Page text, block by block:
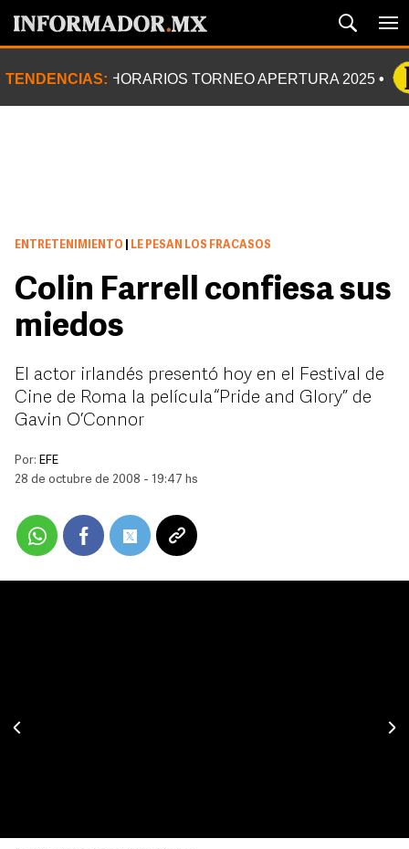
TENDENCIAS: HORARIOS TORNEO APERTURA 2025
ENTRETENIMIENTO LE PESAN LOS FRACASOS
Colin Farrell confiesa sus
miedos
El actor irlandés presentó hoy en el Festival de
Cine de Roma la película “Pride and Glory” de
Gavin O’Connor
Por: EFE
28 de octubre de 2008 - 19:47 hs